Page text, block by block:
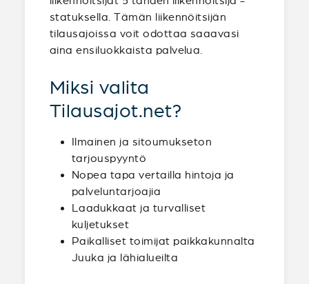
statuksella. Tämän liikennöitsijän
tilausajoissa voit odottaa saaavasi
aina ensiluokkaista palvelua.
Miksi valita
Tilausajot.net?
Ilmainen ja sitoumukseton
tarjouspyyntö
Nopea tapa vertailla hintoja ja
palveluntarjoajia
Laadukkaat ja turvalliset
kuljetukset
Paikalliset toimijat paikkakunnalta
Juuka ja lähialueilta